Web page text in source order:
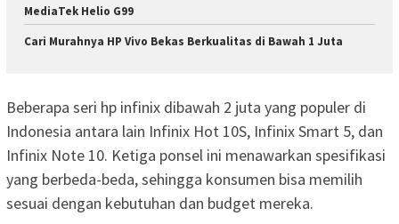
MediaTek Helio G99
Cari Murahnya HP Vivo Bekas Berkualitas di Bawah 1 Juta
Beberapa seri hp infinix dibawah 2 juta yang populer di
Indonesia antara lain Infinix Hot 10S, Infinix Smart 5, dan
Infinix Note 10. Ketiga ponsel ini menawarkan spesifikasi
yang berbeda-beda, sehingga konsumen bisa memilih
sesuai dengan kebutuhan dan budget mereka.